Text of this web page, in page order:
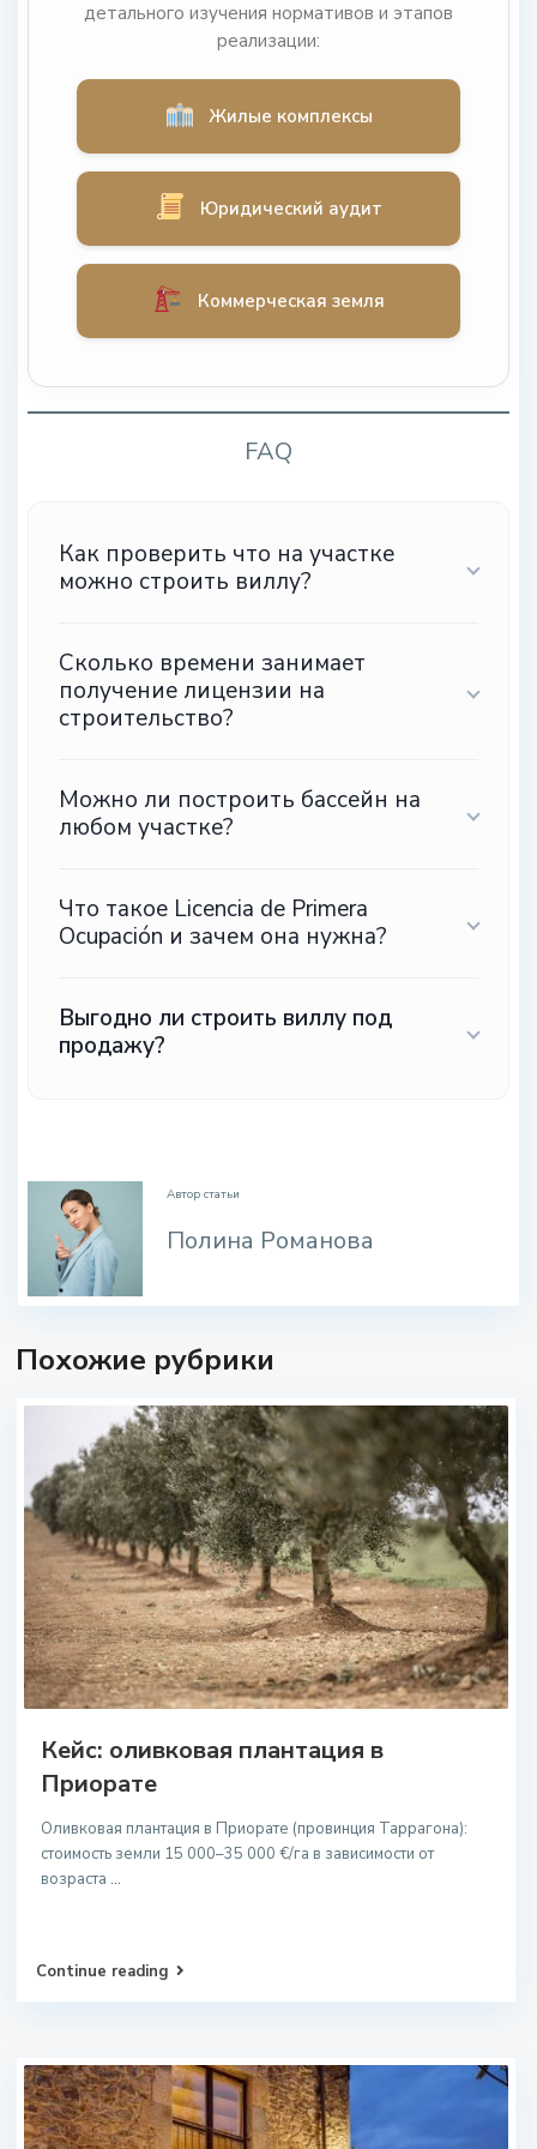
детального изучения нормативов и этапов
реализации:
Жилые комплексы
Юридический аудит
Коммерческая земля
FAQ
Как проверить что на участке
можно строить виллу?
Сколько времени занимает
получение лицензии на
строительство?
Можно ли построить бассейн на
любом участке?
Что такое Licencia de Primera
Ocupación и зачем она нужна?
Выгодно ли строить виллу под
продажу?
Автор статьи
Полина Романова
Похожие рубрики
Кейс: оливковая плантация в
Приорате
Оливковая плантация в Приорате (провинция Таррагона):
стоимость земли 15 000–35 000 €/га в зависимости от
возраста ...
Continue reading